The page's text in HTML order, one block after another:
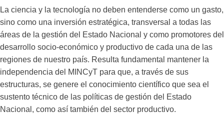
La ciencia y la tecnología no deben entenderse como un gasto,
sino como una inversión estratégica, transversal a todas las
áreas de la gestión del Estado Nacional y como promotores del
desarrollo socio-económico y productivo de cada una de las
regiones de nuestro país. Resulta fundamental mantener la
independencia del MINCyT para que, a través de sus
estructuras, se genere el conocimiento científico que sea el
sustento técnico de las políticas de gestión del Estado
Nacional, como así también del sector productivo.